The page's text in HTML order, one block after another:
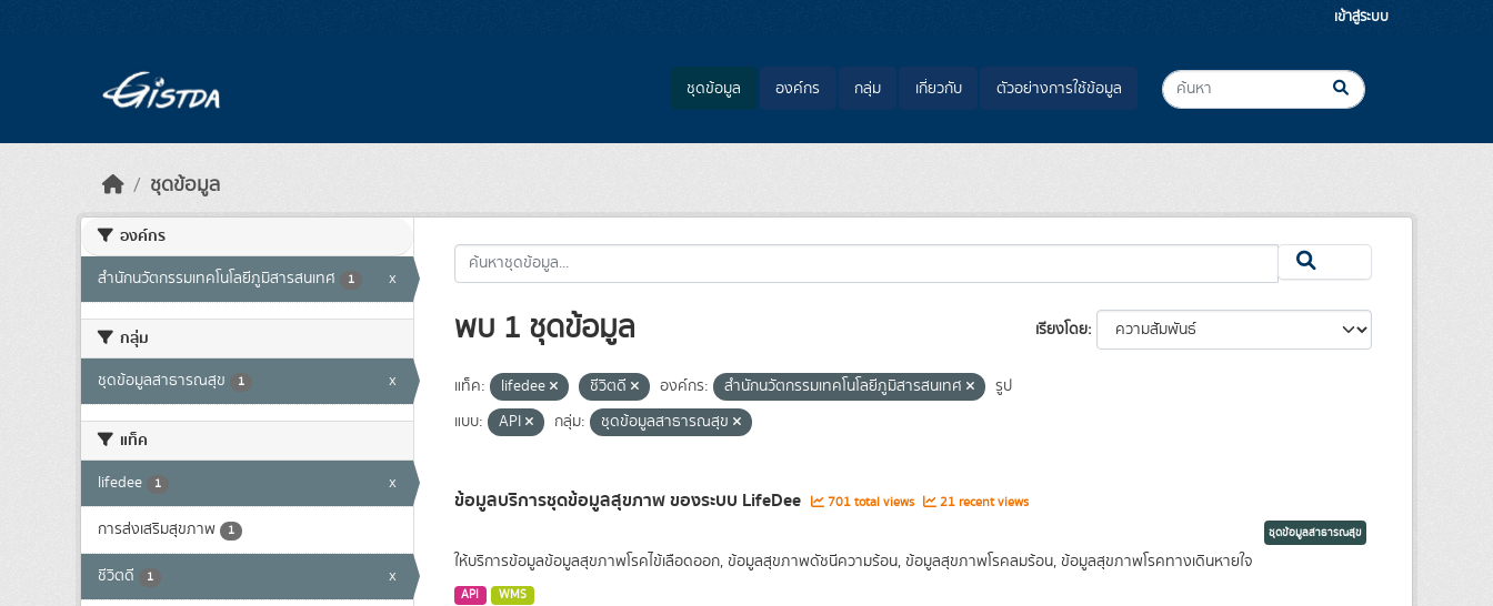
เข้าสู่ระบบ
ชุดข้อมูล องค์กร กลุ่ม เกี่ยวกับ ตัวอย่างการใช้ข้อมูล
ชุดข้อมูล
องค์กร
สำนักนวัตกรรมเทคโนโลยีภูมิสารสนเทศ 1 x
กลุ่ม
ชุดข้อมูลสาธารณสุข 1 x
แท็ค
lifedee 1 x
การส่งเสริมสุขภาพ 1
ชีวิตดี 1 x
เรียงโดย
พบ 1 ชุดข้อมูล
แท็ค: lifedee ชีวิตดี องค์กร: สำนักนวัตกรรมเทคโนโลยีภูมิสารสนเทศ
รูป
แบบ:
API กลุ่ม: ชุดข้อมูลสาธารณสุข
ข้อมูลบริการชุดข้อมูลสุขภาพ ของระบบ LifeDee 701 total views 21 recent views
ชุดข้อมูลสาธารณสุข
ให้บริการข้อมูลข้อมูลสุขภาพโรคไข้เลือดออก, ข้อมูลสุขภาพดัชนีความร้อน, ข้อมูลสุขภาพโรคลมร้อน, ข้อมูลสุขภาพโรคทางเดินหายใจ
API WMS